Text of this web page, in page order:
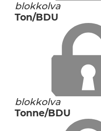
blokkolva
Ton/BDU
blokkolva
Tonne/BDU